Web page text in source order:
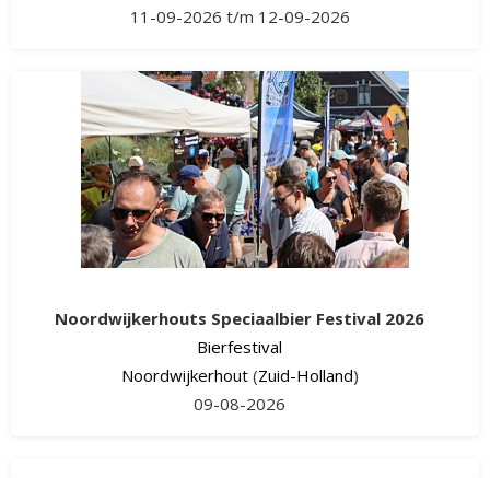
11-09-2026 t/m 12-09-2026
Noordwijkerhouts Speciaalbier Festival 2026
Bierfestival
Noordwijkerhout(Zuid-Holland)
09-08-2026